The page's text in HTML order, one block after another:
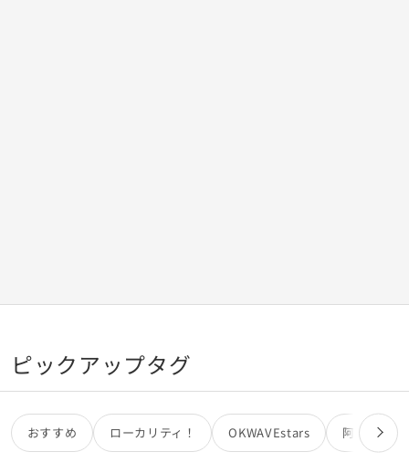
ピックアップタグ
おすすめ ローカリティ！ OKWAVEstars 阿部亮